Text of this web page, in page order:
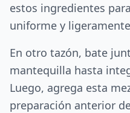
estos ingredientes
uniforme y
En otro tazón, bate
mantequilla hasta
Luego, agrega esta
preparación anterior